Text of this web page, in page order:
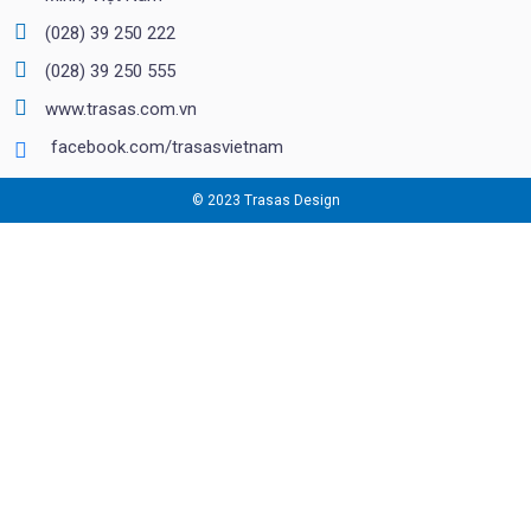
(028) 39 250 222
(028) 39 250 555
www.trasas.com.vn
facebook.com/trasasvietnam
© 2023 Trasas Design